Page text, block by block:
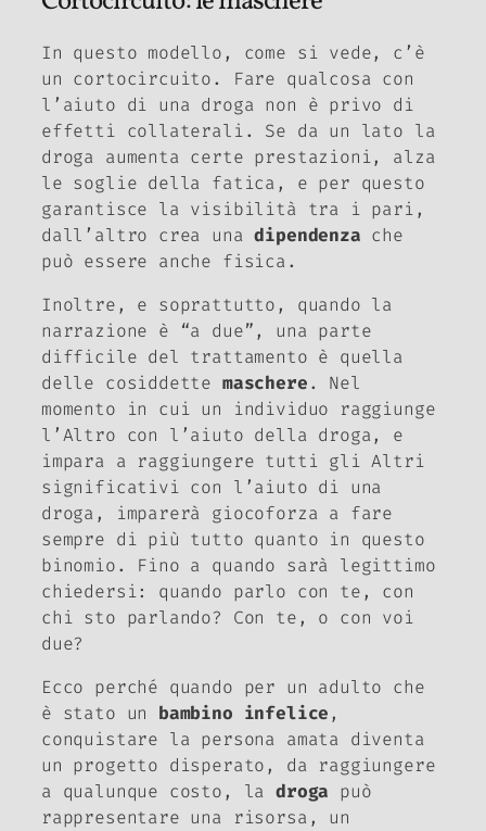
In questo modello, come si vede, c’è
un cortocircuito. Fare qualcosa con
l’aiuto di una droga non è privo di
effetti collaterali. Se da un lato la
droga aumenta certe prestazioni, alza
le soglie della fatica, e per questo
garantisce la visibilità tra i pari,
dall’altro crea unadipendenza che
può essere anche fisica.
Inoltre, e soprattutto, quando la
narrazione è “a due”, una parte
difficile del trattamento è quella
delle cosiddette maschere. Nel
momento in cui un individuo raggiunge
l’Altro con l’aiuto della droga, e
impara a raggiungere tutti gli Altri
significativi con l’aiuto di una
droga, imparerà giocoforza a fare
sempre di più tutto quanto in questo
binomio. Fino a quando sarà legittimo
chiedersi: quando parlo con te, con
chi sto parlando? Con te, o con voi
due?
Ecco perché quando per un adulto che
è stato un bambino infelice,
conquistare la persona amata diventa
un progetto disperato, da raggiungere
a qualunque costo, ladroga può
rappresentare una risorsa, un